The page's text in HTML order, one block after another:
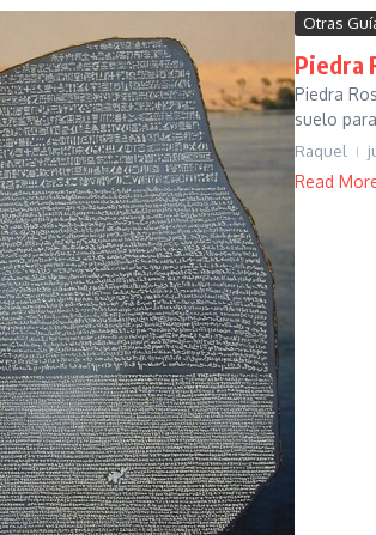
Otras
Piedra
Piedra
suelo
Raquel
Read